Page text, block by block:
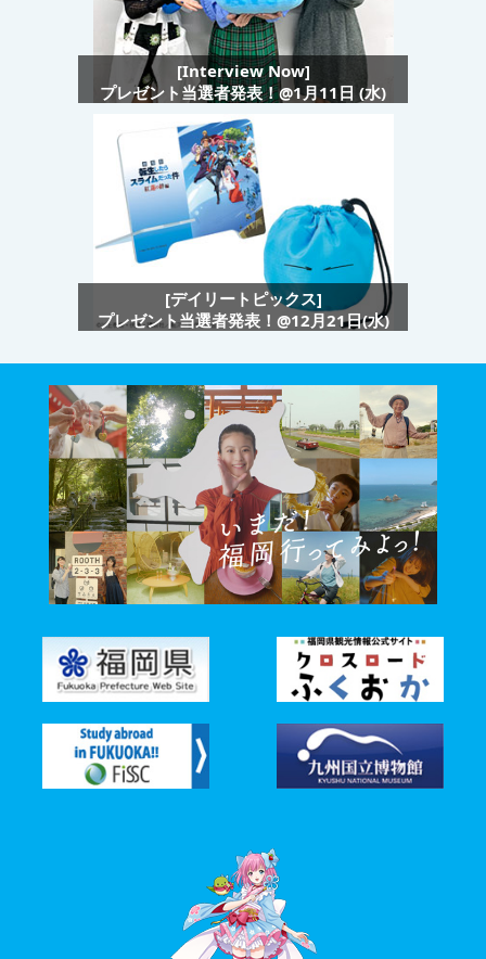
[Interview Now]
プレゼント当選者発表！@1月11日 (水)
[デイリートピックス]
プレゼント当選者発表！@12月21日(水)